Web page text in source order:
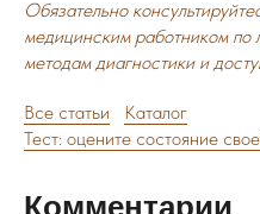
Обязательно
медицинским работником
методам диагностики и
Все статьи
Каталог
Тест: оцените состояние
Комментарии